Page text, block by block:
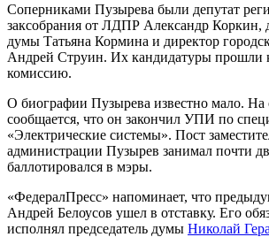
Соперниками Пузырева были депутат
заксобрания от ЛДПР Александр Коркин,
думы Татьяна Кормина и директор
Андрей Струин. Их кандидатуры прошли
комиссию.
О биографии Пузырева известно мало. На
сообщается, что он закончил УПИ по
«Электрические системы». Пост
администрации Пузырев занимал почти
баллотировался в мэры.
«ФедералПресс» напоминает, что
Андрей Белоусов ушел в отставку. Его
исполнял председатель думы Николай